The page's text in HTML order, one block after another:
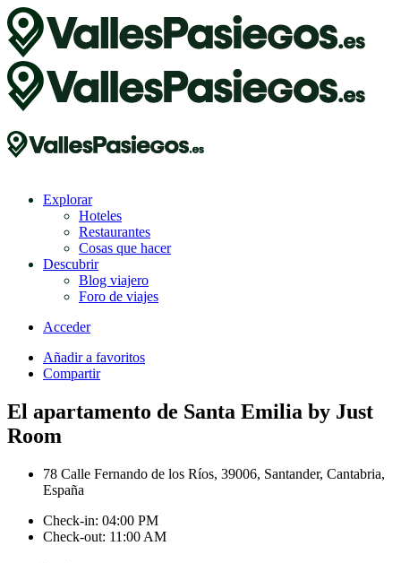
Explorar
Hoteles
Restaurantes
Cosas que hacer
Descubrir
Blog viajero
Foro de viajes
Acceder
Añadir a favoritos
Compartir
El apartamento de Santa Emilia by Just
Room
78 Calle Fernando de los Ríos, 39006, Santander, Cantabria,
España
Check-in: 04:00 PM
Check-out: 11:00 AM